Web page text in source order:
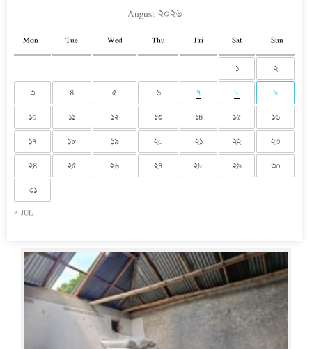
August ২০২৬
Mon Tue Wed Thu Fri Sat Sun
« JUL
১ ২
৩ ৪ ৫ ৬ ৭ ৮ ৯
১০ ১১ ১২ ১৩ ১৪ ১৫ ১৬
১৭ ১৮ ১৯ ২০ ২১ ২২ ২৩
২৪ ২৫ ২৬ ২৭ ২৮ ২৯ ৩০
৩১